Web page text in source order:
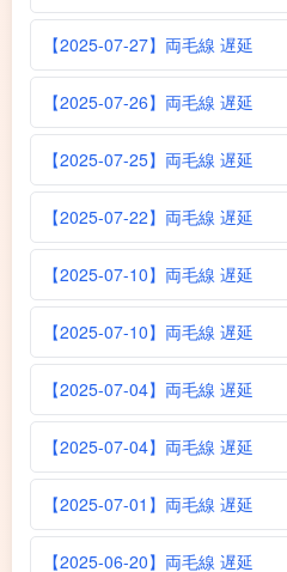
【2025-07-27】両毛線 遅延
【2025-07-26】両毛線 遅延
【2025-07-25】両毛線 遅延
【2025-07-22】両毛線 遅延
【2025-07-10】両毛線 遅延
【2025-07-10】両毛線 遅延
【2025-07-04】両毛線 遅延
【2025-07-04】両毛線 遅延
【2025-07-01】両毛線 遅延
【2025-06-20】両毛線 遅延